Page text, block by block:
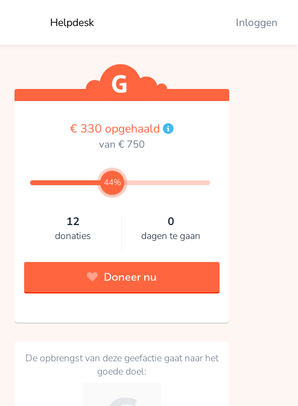
Helpdesk Inloggen
€ 330 opgehaald
van € 750
44%
12
donaties
0
dagen te gaan
Doneer nu
De opbrengst van deze geefactie gaat naar het
goede doel: